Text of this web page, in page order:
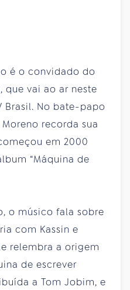
é o convidado do
que vai ao ar neste
Brasil. No bate-papo
recorda sua
em 2000
“Máquina de
o músico fala sobre
com Kassin e
relembra a origem
de escrever
a Tom Jobim, e